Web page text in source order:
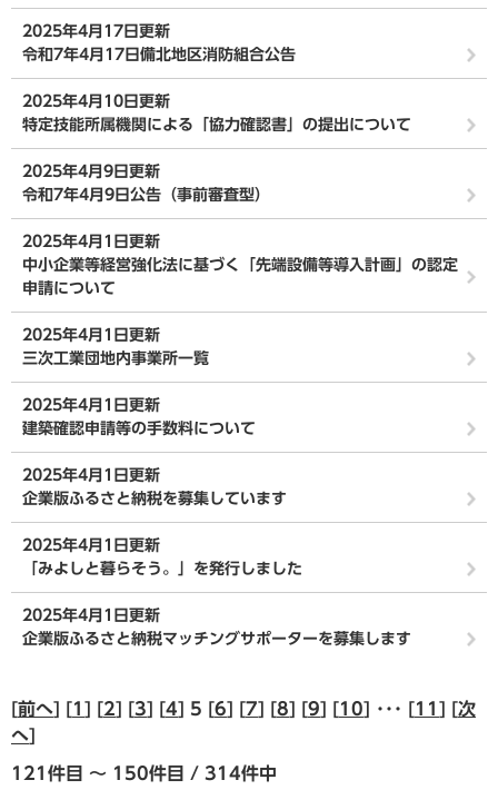
2025年4月17日更新
令和7年4月17日備北地区消防組合公告
2025年4月10日更新
特定技能所属機関による「協力確認書」の提出について
2025年4月9日更新
令和7年4月9日公告（事前審査型）
2025年4月1日更新
中小企業等経営強化法に基づく「先端設備等導入計画」の認定
申請について
2025年4月1日更新
三次工業団地内事業所一覧
2025年4月1日更新
建築確認申請等の手数料について
2025年4月1日更新
企業版ふるさと納税を募集しています
2025年4月1日更新
「みよしと暮らそう。」を発行しました
2025年4月1日更新
企業版ふるさと納税マッチングサポーターを募集します
[前へ] [1 ] [2] [3] [4] 5 [6] [7] [8] [9] [10] ･･･ [11 ] [次
へ]
121件目 ～ 150件目 / 314件中